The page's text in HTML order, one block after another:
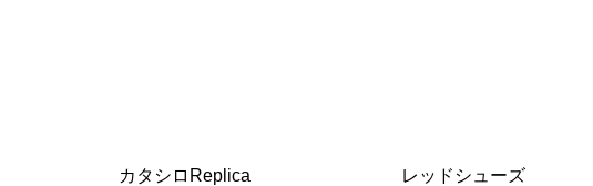
カタシロReplica レッドシューズ